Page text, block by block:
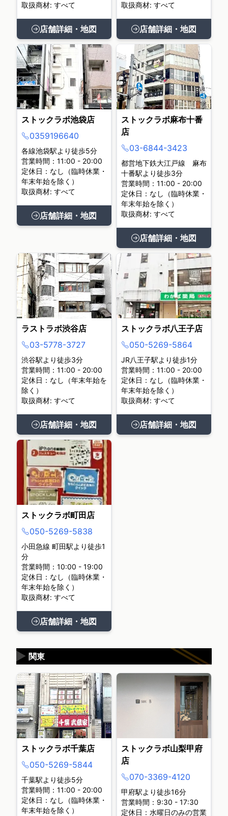
取扱商材: すべて
店舗詳細・地図
取扱商材: すべて
店舗詳細・地図
ストックラボ池袋店
0359196640
各線池袋駅より徒歩5分
営業時間：11:00 - 20:00
定休日：なし（臨時休業・
年末年始を除く）
取扱商材: すべて
店舗詳細・地図
ストックラボ麻布十番
店
03-6844-3423
都営地下鉄大江戸線 麻布
十番駅より徒歩3分
営業時間：11:00 - 20:00
定休日：なし（臨時休業・
年末年始を除く）
取扱商材: すべて
店舗詳細・地図
ラストラボ渋谷店
03-5778-3727
渋谷駅より徒歩3分
営業時間：11:00 - 20:00
定休日：なし（年末年始を
除く）
取扱商材: すべて
店舗詳細・地図
ストックラボ八王子店
050-5269-5864
JR八王子駅より徒歩1分
営業時間：11:00 - 20:00
定休日：なし（臨時休業・
年末年始を除く）
取扱商材: すべて
店舗詳細・地図
ストックラボ町田店
050-5269-5838
小田急線 町田駅より徒歩1
分
営業時間：10:00 - 19:00
定休日：なし（臨時休業・
年末年始を除く）
取扱商材: すべて
店舗詳細・地図
関東
▶
ストックラボ千葉店
050-5269-5844
千葉駅より徒歩5分
営業時間：11:00 - 20:00
定休日：なし（臨時休業・
年末年始を除く）
ストックラボ山梨甲府
店
070-3369-4120
甲府駅より徒歩16分
営業時間：9:30 - 17:30
定休日：水曜日のみの営業